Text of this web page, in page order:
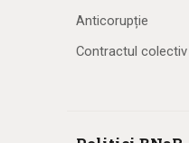
Anticorupție
Contractul